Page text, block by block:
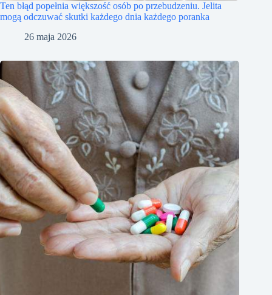
Ten błąd popełnia większość osób po przebudzeniu. Jelita
mogą odczuwać skutki każdego dnia każdego poranka
26 maja 2026